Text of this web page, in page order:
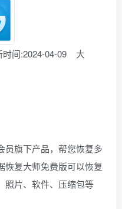
时间:2024-04-09
大
员旗下产品，帮您恢复多
恢复大师免费版可以恢复
照片、软件、压缩包等